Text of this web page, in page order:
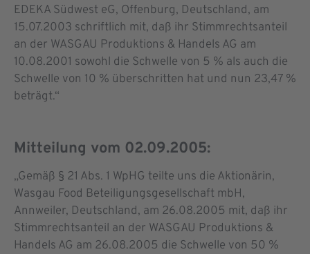
EDEKA Südwest eG, Offenburg, Deutschland, am
15.07.2003 schriftlich mit, daß ihr Stimmrechtsanteil
an der WASGAU Produktions & Handels AG am
10.08.2001 sowohl die Schwelle von 5 % als auch die
Schwelle von 10 % überschritten hat und nun 23,47 %
beträgt.“
Mitteilung vom 02.09.2005:
„Gemäß § 21 Abs. 1 WpHG teilte uns die Aktionärin,
Wasgau Food Beteiligungsgesellschaft mbH,
Annweiler, Deutschland, am 26.08.2005 mit, daß ihr
Stimmrechtsanteil an der WASGAU Produktions &
Handels AG am 26.08.2005 die Schwelle von 50 %